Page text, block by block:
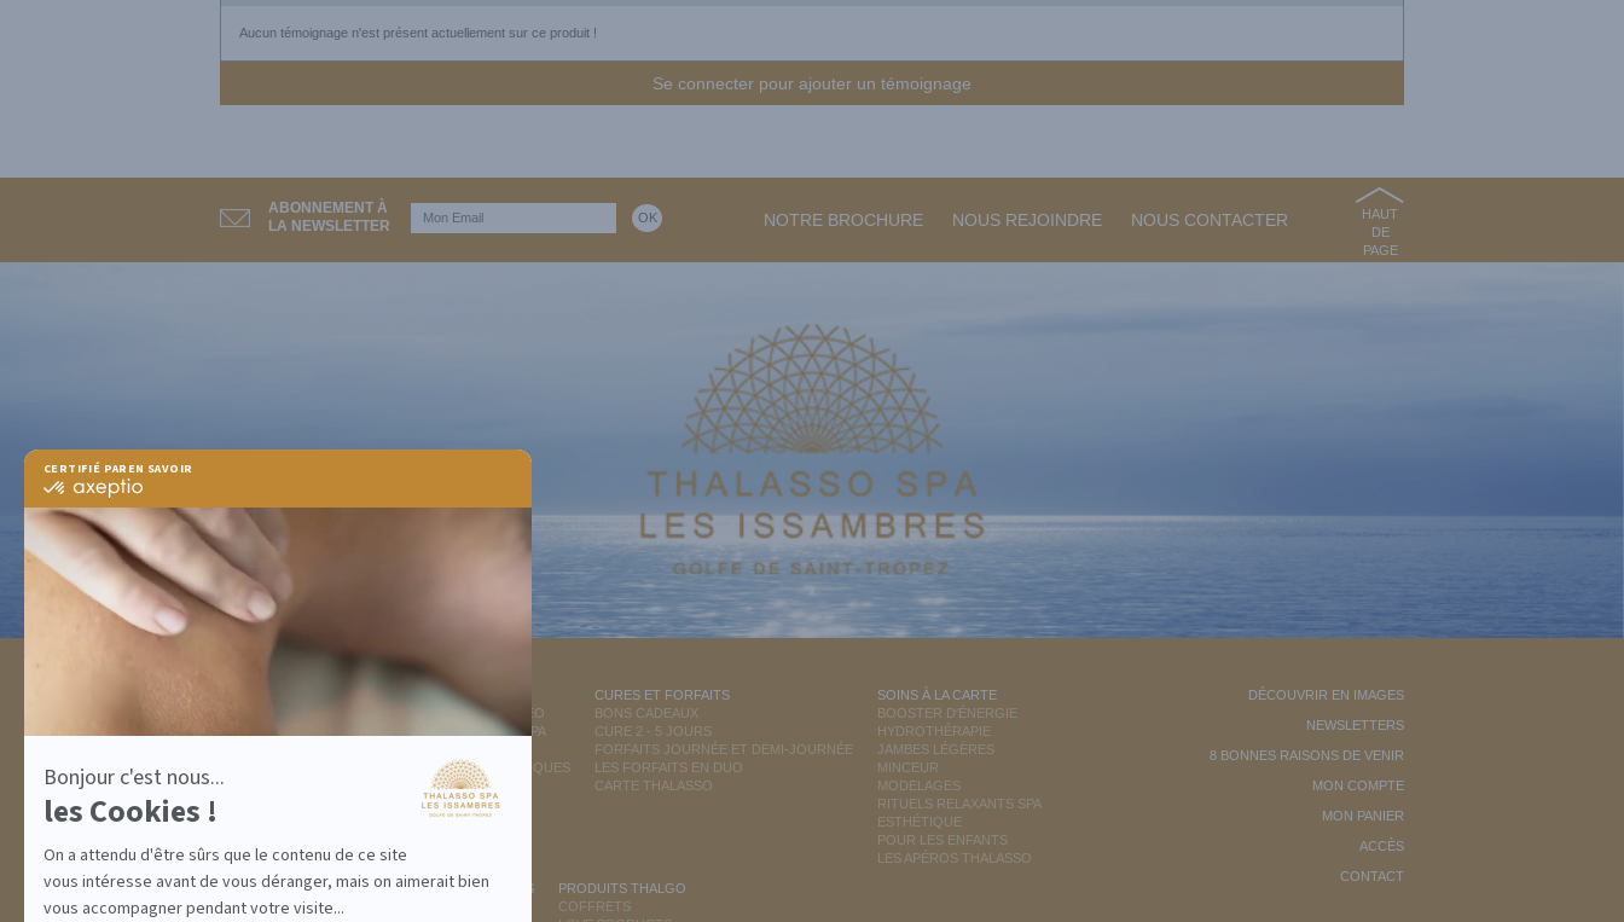
CERTIFIÉ PAR EN SAVOIR PLUS SUR
certifié
Axeptio
-
En
savoir
plus
sur
Axeptio
Bonjour c'est nous...
les Cookies !
On a attendu d'être sûrs que le contenu de ce site
vous intéresse avant de vous déranger, mais on aimerait bien
vous accompagner pendant votre visite...
Aucun témoignage n'est présent actuellement sur ce produit !
Se connecter pour ajouter un témoignage
ABONNEMENT À
LA NEWSLETTER
NOTRE BROCHURE NOUS REJOINDRE NOUS CONTACTER
HAUT
DE
PAGE
INCENTIVE
THALASSO SPA
LA THALASSO EN VIDÉO
CENTRE THALASSO SPA
INFORMATIONS PRATIQUES
CURES ET FORFAITS
BONS CADEAUX
CURE 2 - 5 JOURS
FORFAITS JOURNÉE ET DEMI-JOURNÉE
LES FORFAITS EN DUO
CARTE THALASSO
SOINS À LA CARTE
BOOSTER D'ÉNERGIE
HYDROTHÉRAPIE
JAMBES LÉGÈRES
MINCEUR
MODELAGES
RITUELS RELAXANTS SPA
ESTHÉTIQUE
POUR LES ENFANTS
LES APÉROS THALASSO
ABONNEMENTS IDÉES CADEAUX PROMOS
PRODUITS THALGO
COFFRETS
DÉCOUVRIR EN IMAGES
NEWSLETTERS
8 BONNES RAISONS DE VENIR
MON COMPTE
MON PANIER
ACCÈS
CONTACT